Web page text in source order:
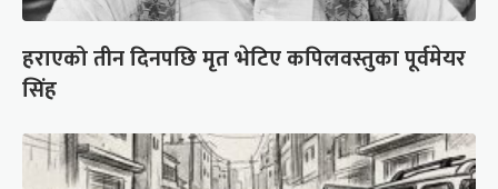
हराएको तीन दिनपछि मृत भेटिए कपिलवस्तुका पूर्वमेयर
सिंह